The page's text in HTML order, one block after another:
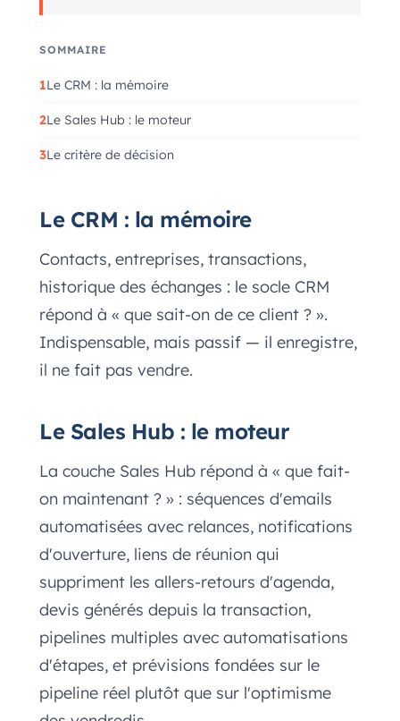
SOMMAIRE
Le CRM : la mémoire
Le Sales Hub : le moteur
Le critère de décision
Le CRM : la mémoire
Contacts, entreprises, transactions,
historique des échanges : le socle CRM
répond à « que sait-on de ce client ? ».
Indispensable, mais passif — il enregistre,
il ne fait pas vendre.
Le Sales Hub : le moteur
La couche Sales Hub répond à « que fait-
on maintenant ? » : séquences d'emails
automatisées avec relances, notifications
d'ouverture, liens de réunion qui
suppriment les allers-retours d'agenda,
devis générés depuis la transaction,
pipelines multiples avec automatisations
d'étapes, et prévisions fondées sur le
pipeline réel plutôt que sur l'optimisme